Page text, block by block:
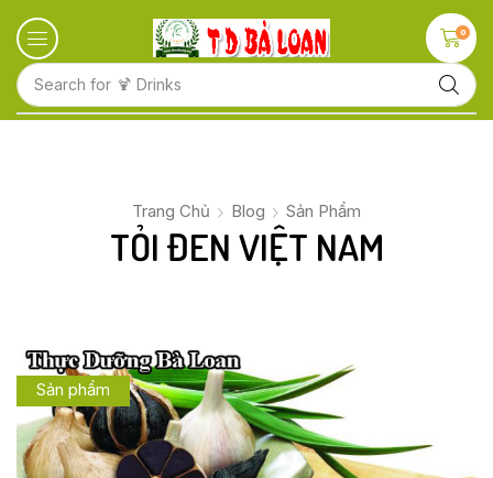
Search for 🍋 Fruits
0
Trang Chủ Blog Sản Phẩm
TỎI ĐEN VIỆT NAM
Sản phẩm